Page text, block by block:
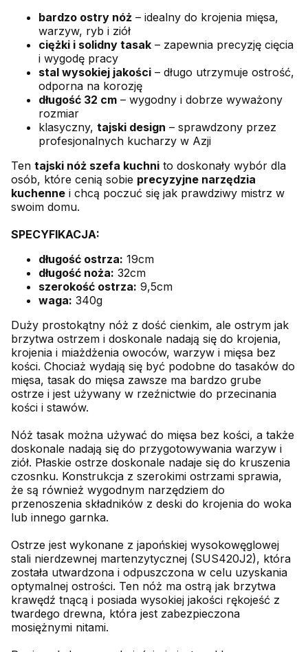
bardzo ostry nóż – idealny do krojenia mięsa,
warzyw, ryb i ziół
ciężki i solidny tasak – zapewnia precyzję cięcia
i wygodę pracy
stal wysokiej jakości – długo utrzymuje ostrość,
odporna na korozję
długość 32 cm – wygodny i dobrze wyważony
rozmiar
klasyczny, tajski design – sprawdzony przez
profesjonalnych kucharzy w Azji
Ten tajski nóż szefa kuchni to doskonały wybór dla
osób, które cenią sobie precyzyjne narzędzia
kuchenne i chcą poczuć się jak prawdziwy mistrz w
swoim domu.
SPECYFIKACJA:
długość ostrza: 19cm
długość noża: 32cm
szerokość ostrza: 9,5cm
waga: 340g
Duży prostokątny nóż z dość cienkim, ale ostrym jak
brzytwa ostrzem i doskonale nadają się do krojenia,
krojenia i miażdżenia owoców, warzyw i mięsa bez
kości. Chociaż wydają się być podobne do tasaków do
mięsa, tasak do mięsa zawsze ma bardzo grube
ostrze i jest używany w rzeźnictwie do przecinania
kości i stawów.
Nóż tasak można używać do mięsa bez kości, a także
doskonale nadają się do przygotowywania warzyw i
ziół. Płaskie ostrze doskonale nadaje się do kruszenia
czosnku. Konstrukcja z szerokimi ostrzami sprawia,
że są również wygodnym narzędziem do
przenoszenia składników z deski do krojenia do woka
lub innego garnka.
Ostrze jest wykonane z japońskiej wysokowęglowej
stali nierdzewnej martenzytycznej (SUS420J2), która
została utwardzona i odpuszczona w celu uzyskania
optymalnej ostrości. Ten nóż ma ostrą jak brzytwa
krawędź tnącą i posiada wysokiej jakości rękojeść z
twardego drewna, która jest zabezpieczona
mosiężnymi nitami.